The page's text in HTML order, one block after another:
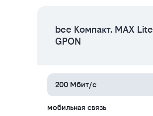
bee Компакт. MAX Lite
GPON
200 Мбит/с
мобильная связь